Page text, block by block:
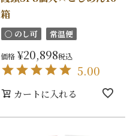
箱
〇 のし可 常温便
価格 ¥20,898税込
5.00
カートに入れる